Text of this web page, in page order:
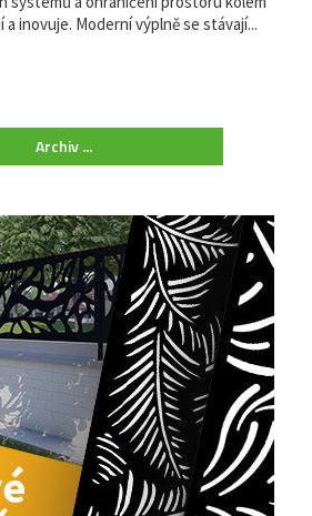
inovuje. Moderní výplně se stávají...
Archiv ...